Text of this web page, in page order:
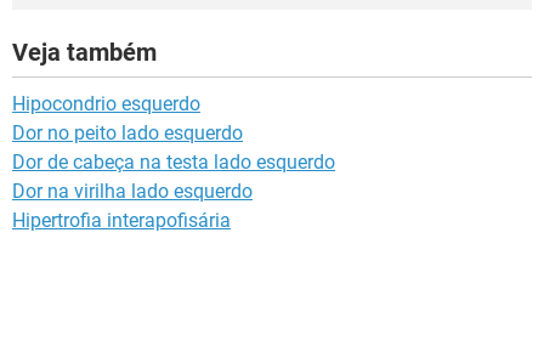
Veja também
Hipocondrio esquerdo
Dor no peito lado esquerdo
Dor de cabeça na testa lado esquerdo
Dor na virilha lado esquerdo
Hipertrofia interapofisária